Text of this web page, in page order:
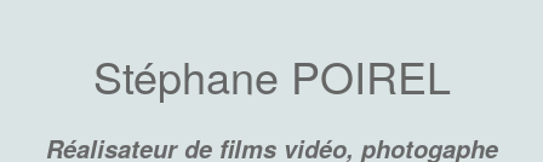
Stéphane POIREL
Réalisateur de films vidéo, photogaphe